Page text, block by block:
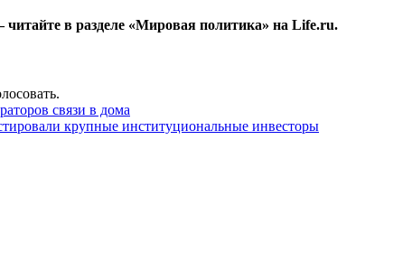
в разделе «Мировая политика» на Life.ru.
связи в дома
крупные институциональные инвесторы